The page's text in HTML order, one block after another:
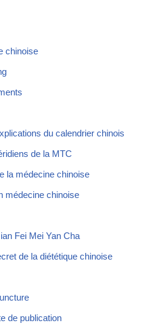
chinoise
du calendrier chinois
de la MTC
la médecine chinoise
médecine chinoise
Fei Mei Yan Cha
de la diététique chinoise
de publication